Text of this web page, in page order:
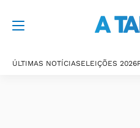
ÚLTIMAS NOTÍCIASELEIÇÕES 2026